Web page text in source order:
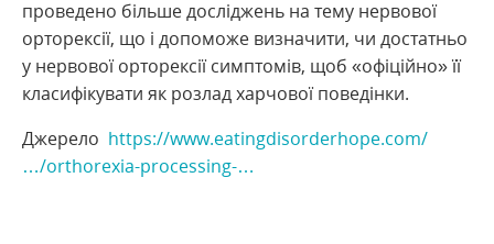
проведено більше досліджень на тему нервової
орторексії, що і допоможе визначити, чи достатньо
у нервової орторексії симптомів, щоб «офіційно» її
класифікувати як розлад харчової поведінки.
Джерело https://www.eatingdisorderhope.com/
…/orthorexia-processing-…